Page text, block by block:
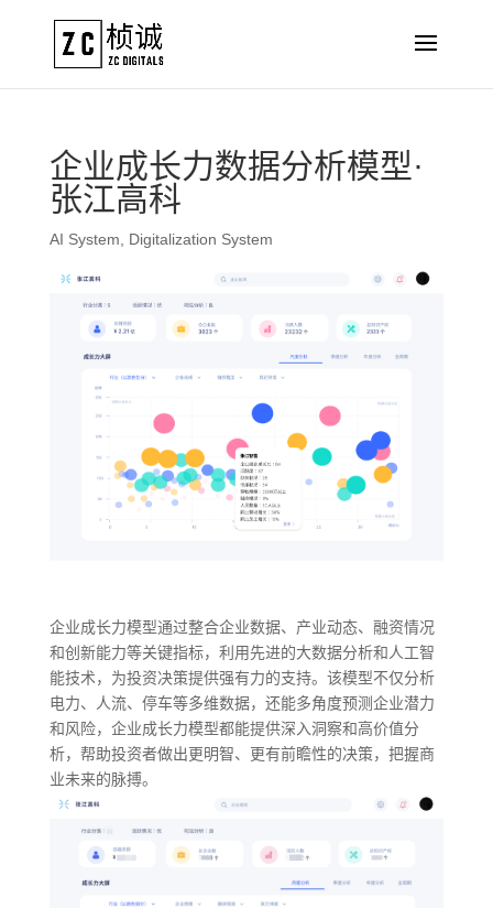
企业成长力数据分析模型·
张江高科
AI System Digitalization System
企业成长力模型通过整合企业数据、产业动态、融资情况
和创新能力等关键指标，利用先进的大数据分析和人工智
能技术，为投资决策提供强有力的支持。该模型不仅分析
电力、人流、停车等多维数据，还能多角度预测企业潜力
和风险，企业成长力模型都能提供深入洞察和高价值分
析，帮助投资者做出更明智、更有前瞻性的决策，把握商
业未来的脉搏。